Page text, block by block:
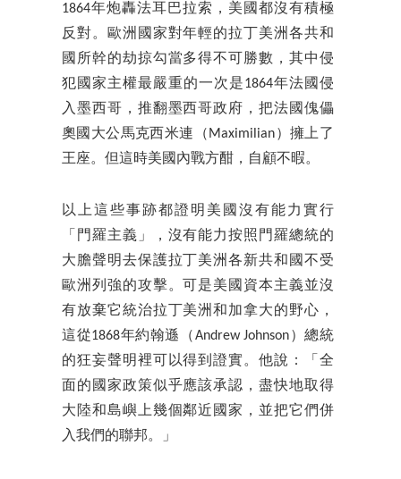
1864年炮轟法耳巴拉索，美國都沒有積極
反對。歐洲國家對年輕的拉丁美洲各共和
國所幹的劫掠勾當多得不可勝數，其中侵
犯國家主權最嚴重的一次是1864年法國侵
入墨西哥，推翻墨西哥政府，把法國傀儡
奧國大公馬克西米連（Maximilian）擁上了
王座。但這時美國內戰方酣，自顧不暇。
以上這些事跡都證明美國沒有能力實行
「門羅主義」，沒有能力按照門羅總統的
大膽聲明去保護拉丁美洲各新共和國不受
歐洲列強的攻擊。可是美國資本主義並沒
有放棄它統治拉丁美洲和加拿大的野心，
這從1868年約翰遜（Andrew Johnson）總統
的狂妄聲明裡可以得到證實。他說：「全
面的國家政策似乎應該承認，盡快地取得
大陸和島嶼上幾個鄰近國家，並把它們併
入我們的聯邦。」